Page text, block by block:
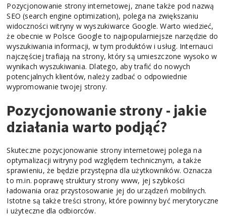
Pozycjonowanie strony internetowej, znane także pod nazwą
SEO (search engine optimization), polega na zwiększaniu
widoczności witryny w wyszukiwarce Google. Warto wiedzieć,
że obecnie w Polsce Google to najpopularniejsze narzędzie do
wyszukiwania informacji, w tym produktów i usług. Internauci
najczęściej trafiają na strony, który są umieszczone wysoko w
wynikach wyszukiwania. Dlatego, aby trafić do nowych
potencjalnych klientów, należy zadbać o odpowiednie
wypromowanie twojej strony.
Pozycjonowanie strony - jakie
działania warto podjąć?
Skuteczne pozycjonowanie strony internetowej polega na
optymalizacji witryny pod względem technicznym, a także
sprawieniu, że będzie przystępna dla użytkowników. Oznacza
to m.in. poprawę struktury strony www, jej szybkości
ładowania oraz przystosowanie jej do urządzeń mobilnych.
Istotne są także treści strony, które powinny być merytoryczne
i użyteczne dla odbiorców.